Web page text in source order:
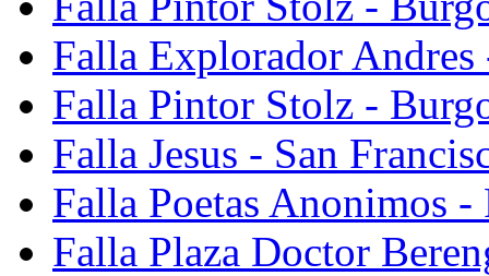
Falla Explorador Andres
Falla Pintor Stolz -
Falla Jesus - San
Falla Poetas Anonimos
Falla Plaza Doctor